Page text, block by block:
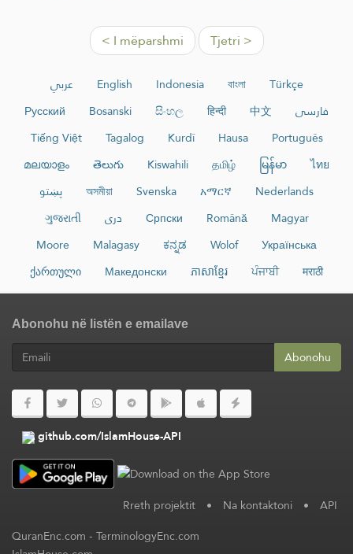
< I mëparshmi Tjetri >
عربي English Indonesia বাংলা
Türkçe
Русский
Bosanski සිංහල हिन्दी 中文
فارسی
Tiếng Việt
Tagalog Kurdî Hausa
Português
മലയാളം
తెలుగు Kiswahili தமிழ் မြန်မာ
ไทย
پښتو
অসমীয়া Svenska አማርኛ
Nederlands
ગુજરાતી
دری Српски Română
Magyar
Moore
Malagasy ಕನ್ನಡ Wolof
Українська
ქართული
Македонски ភាសាខ្មែរ ਪੰਜਾਬੀ मराठी
Abonohu në listën e emailave
Abonohu
github.com/IslamHouse-API
Rreth projektit • Na kontaktoni • API
QuranEnc.com-TerminologyEnc.com